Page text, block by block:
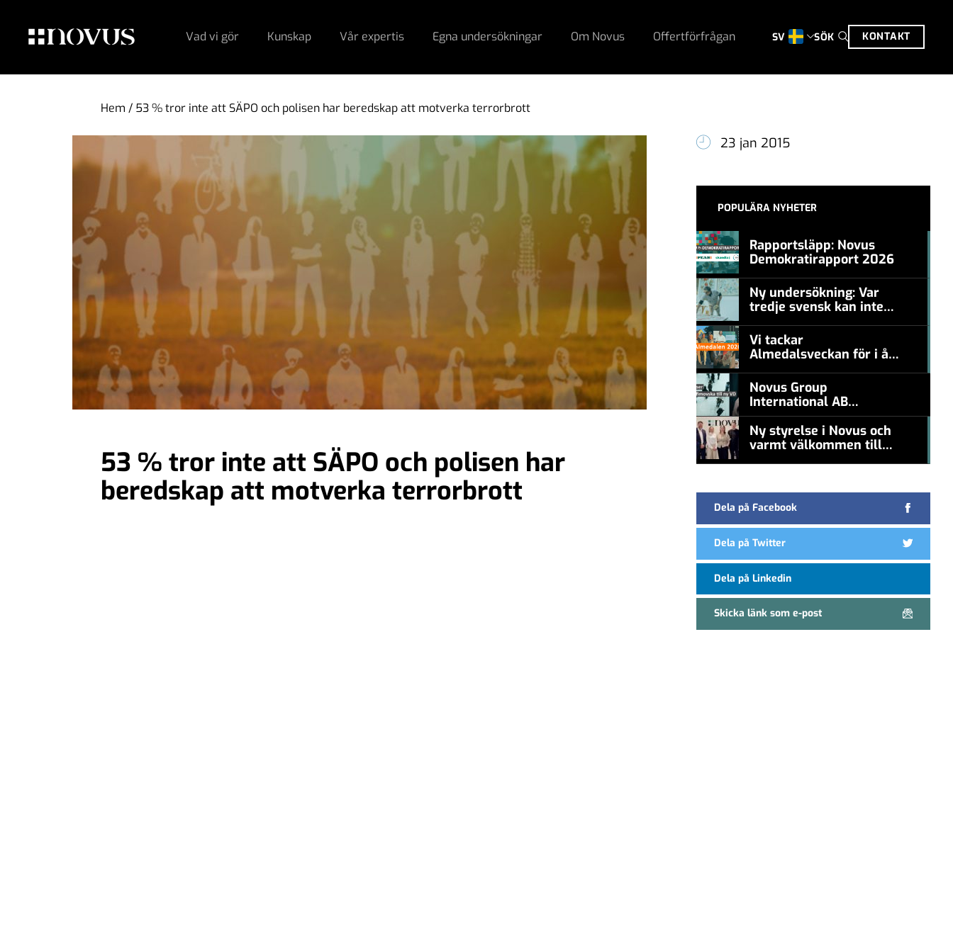
Vad vi gör Kunskap Vår expertis Egna undersökningar Om Novus Offertförfrågan SV SÖK KONTAKT
Hem / 53 % tror inte att SÄPO och polisen har beredskap att motverka terrorbrott
53 % tror inte att SÄPO och polisen har
beredskap att motverka terrorbrott
23 jan 2015
POPULÄRA NYHETER
Rapportsläpp: Novus
Demokratirapport 2026
Ny undersökning: Var
tredje svensk kan inte
nämna en levande
konstnär
Vi tackar
Almedalsveckan för i år!
Novus Group
International AB
appoints Ana
Serafimovska as new
CEO
Ny styrelse i Novus och
varmt välkommen till
Carl Piva
Dela på Facebook
Dela på Twitter
Dela på Linkedin
Skicka länk som e-post